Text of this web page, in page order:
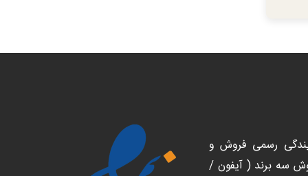
رسمی فروش و
سه برند ( آیفون /